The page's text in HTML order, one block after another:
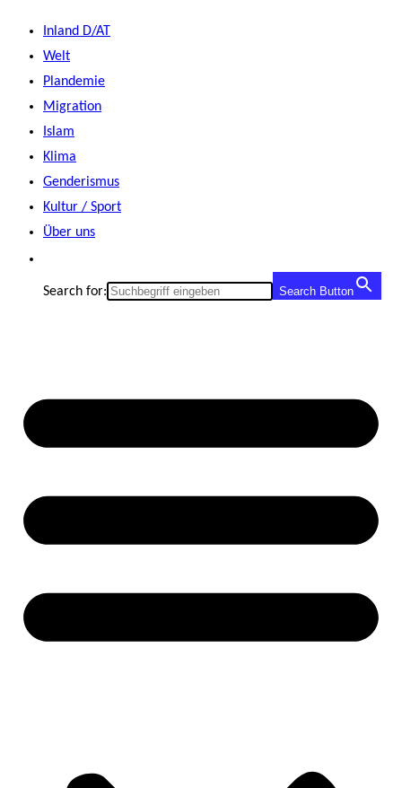
Inland D/AT
Welt
Plandemie
Migration
Islam
Klima
Genderismus
Kultur / Sport
Über uns
Search for: Search Button